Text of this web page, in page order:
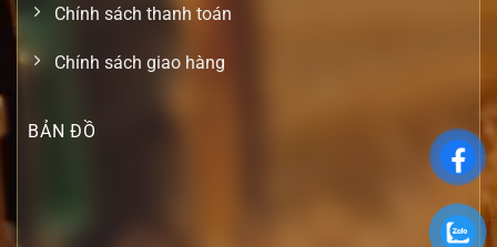
Chính sách thanh toán
Chính sách giao hàng
BẢN ĐỒ